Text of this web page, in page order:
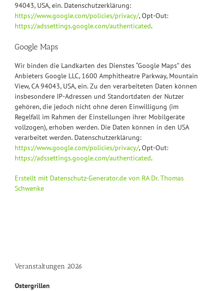
94043, USA, ein. Datenschutzerklärung:
https://www.google.com/policies/privacy/, Opt-Out:
https://adssettings.google.com/authenticated.
Google Maps
Wir binden die Landkarten des Dienstes “Google Maps” des
Anbieters Google LLC, 1600 Amphitheatre Parkway, Mountain
View, CA 94043, USA, ein. Zu den verarbeiteten Daten können
insbesondere IP-Adressen und Standortdaten der Nutzer
gehören, die jedoch nicht ohne deren Einwilligung (im
Regelfall im Rahmen der Einstellungen ihrer Mobilgeräte
vollzogen), erhoben werden. Die Daten können in den USA
verarbeitet werden. Datenschutzerklärung:
https://www.google.com/policies/privacy/, Opt-Out:
https://adssettings.google.com/authenticated.
Erstellt mit Datenschutz-Generator.de von RA Dr. Thomas
Schwenke
Veranstaltungen 2026
Ostergrillen